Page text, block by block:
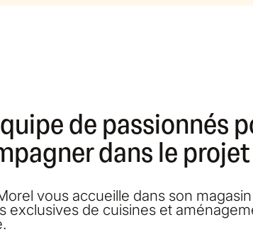
de passionnés
dans le projet
vous accueille dans son
exclusives de cuisines et